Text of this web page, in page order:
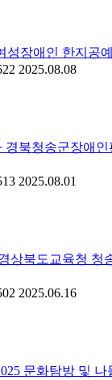
성장애인 한지공
2025.08.08
경북청송군장애
2025.08.01
상북도교육청 청
2025.06.16
문화탐방 및 나